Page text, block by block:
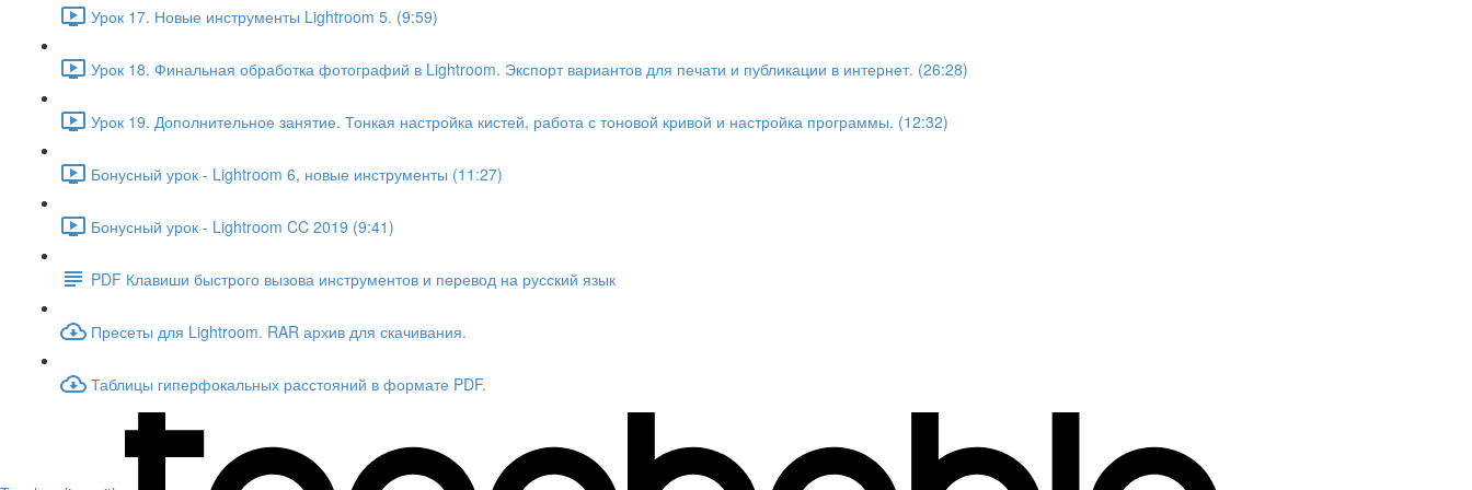
Урок 17. Новые инструменты Lightroom 5. (9:59)
Урок 18. Финальная обработка фотографий в Lightroom. Экспорт вариантов для печати и публикации в интернет. (26:28)
Урок 19. Дополнительное занятие. Тонкая настройка кистей, работа с тоновой кривой и настройка программы. (12:32)
Бонусный урок - Lightroom 6, новые инструменты (11:27)
Бонусный урок - Lightroom CC 2019 (9:41)
PDF Клавиши быстрого вызова инструментов и перевод на русский язык
Пресеты для Lightroom. RAR архив для скачивания.
Таблицы гиперфокальных расстояний в формате PDF.